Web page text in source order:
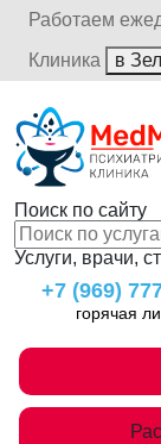
Работаем
Клиника
в
Поиск по сайту
Услуги, врачи,
+7 (969)
горячая